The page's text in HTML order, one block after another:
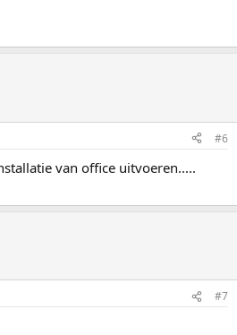
#6
van office uitvoeren.....
#7